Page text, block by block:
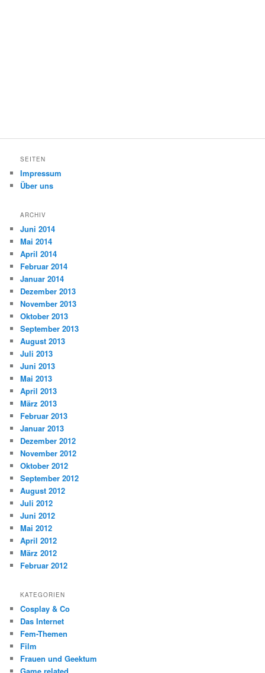
SEITEN
Impressum
Über uns
ARCHIV
Juni 2014
Mai 2014
April 2014
Februar 2014
Januar 2014
Dezember 2013
November 2013
Oktober 2013
September 2013
August 2013
Juli 2013
Juni 2013
Mai 2013
April 2013
März 2013
Februar 2013
Januar 2013
Dezember 2012
November 2012
Oktober 2012
September 2012
August 2012
Juli 2012
Juni 2012
Mai 2012
April 2012
März 2012
Februar 2012
KATEGORIEN
Cosplay & Co
Das Internet
Fem-Themen
Film
Frauen und Geektum